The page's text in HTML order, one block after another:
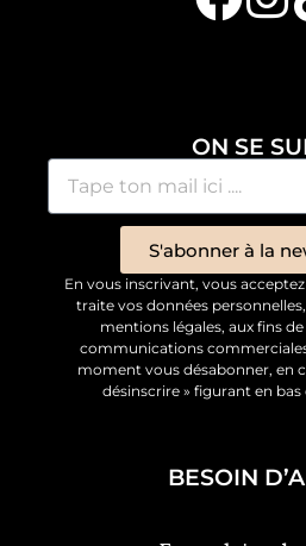
ON SE
S'abonner à la
En vous inscrivant, vous
traite vos données
mentions légales, aux fins
communications
moment vous désabonner, en
désinscrire » figurant en
BESOIN